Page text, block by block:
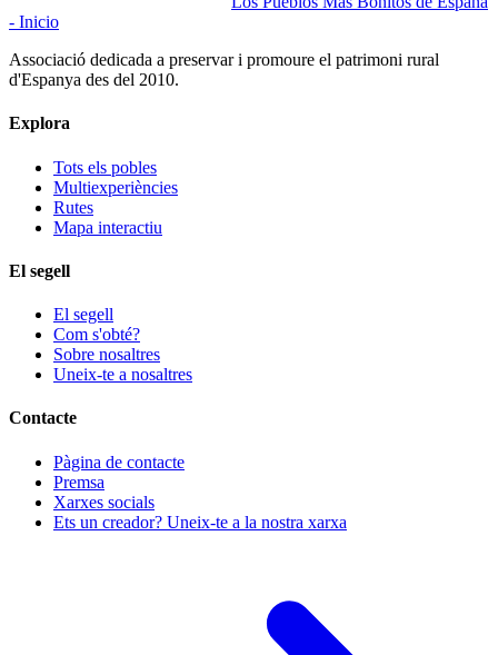
- Inicio
Associació dedicada a preservar i promoure el patrimoni rural
d'Espanya des del 2010.
Explora
Tots els pobles
Multiexperiències
Rutes
Mapa interactiu
El segell
El segell
Com s'obté?
Sobre nosaltres
Uneix-te a nosaltres
Contacte
Pàgina de contacte
Premsa
Xarxes socials
Ets un creador? Uneix-te a la nostra xarxa